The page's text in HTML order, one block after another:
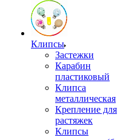
Клипсы
Застежки
Карабин
пластиковый
Клипса
металлическая
Крепление для
растяжек
Клипсы